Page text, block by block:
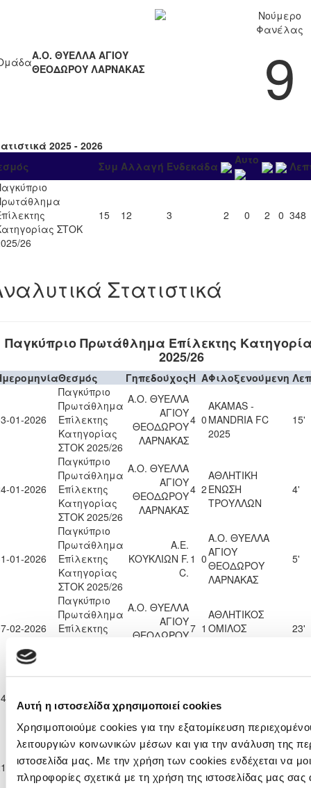
Αυτή η ιστοσελίδα χρησιμοποιεί cookies
Χρησιμοποιούμε cookies για την εξατομίκευση
λειτουργιών κοινωνικών μέσων και για την ανάλυση της
ιστοσελίδα μας. Με την χρήση των cookies ενδέχεται να
πληροφορίες σχετικά με τη χρήση της ιστοσελίδας μας
Α.Ο. ΘΥΕΛΛΑ ΑΓΙΟΥ
ΘΕΟΔΩΡΟΥ ΛΑΡΝΑΚΑΣ
Νούμερο
Φανέλας
9
2025 - 2026
Συμ Αλλαγή Ενδεκάδα Αυτο
ΣΤΟΚ
26
15 12 3 2 0 2 0 348
Στατιστικά
Παγκύπριο Πρωτάθλημα Επίλεκτης
2025/26
Θεσμός ΓηπεδούχοςH AΦιλοξενούμενη
01-2026
Παγκύπριο
Πρωτάθλημα
Επίλεκτης
Κατηγορίας
ΣΤΟΚ 2025/26
Α.Ο. ΘΥΕΛΛΑ
ΑΓΙΟΥ
ΘΕΟΔΩΡΟΥ
ΛΑΡΝΑΚΑΣ
4 0
AKAMAS -
MANDRIA FC
2025
15'
01-2026
Παγκύπριο
Πρωτάθλημα
Επίλεκτης
Κατηγορίας
ΣΤΟΚ 2025/26
Α.Ο. ΘΥΕΛΛΑ
ΑΓΙΟΥ
ΘΕΟΔΩΡΟΥ
ΛΑΡΝΑΚΑΣ
4 2
ΑΘΛΗΤΙΚΗ
ΕΝΩΣΗ
ΤΡΟΥΛΛΩΝ
4'
01-2026
Παγκύπριο
Πρωτάθλημα
Επίλεκτης
Κατηγορίας
ΣΤΟΚ 2025/26
Α.Ε.
ΚΟΥΚΛΙΩΝ F.
C.
1 0
Α.Ο. ΘΥΕΛΛΑ
ΑΓΙΟΥ
ΘΕΟΔΩΡΟΥ
ΛΑΡΝΑΚΑΣ
5'
02-2026
Παγκύπριο
Πρωτάθλημα
Επίλεκτης
Α.Ο. ΘΥΕΛΛΑ
ΑΓΙΟΥ
ΘΕΟΔΩΡΟΥ7 1
ΑΘΛΗΤΙΚΟΣ
ΟΜΙΛΟΣ
23'
02-2026
Κατηγορίας
ΣΤΟΚ 2025/26
2013
Α.Ο. ΘΥΕΛΛΑ
ΘΕΟΔΩΡΟΥ
02-2026
Παγκύπριο
Επίλεκτης
Κατηγορίας
Α.Ο. ΘΥΕΛΛΑ
ΑΓΙΟΥ
ΘΕΟΔΩΡΟΥ6 3ΦΡΕΝΑΡΟΣ
F.C.2000
16'